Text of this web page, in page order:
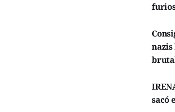
sacó